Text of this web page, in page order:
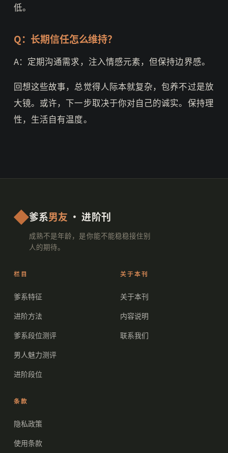
低。
Q：长期信任怎么维持？
A：定期沟通需求，注入情感元素，但保持边界感。
回想这些故事，总觉得人际本就复杂，包养不过是放
大镜。或许，下一步取决于你对自己的诚实。保持理
性，生活自有温度。
爹系男友 · 进阶刊
成熟不是年龄，是你能不能稳稳接住别
人的期待。
栏目
爹系特征
进阶方法
爹系段位测评
男人魅力测评
进阶段位
关于本刊
关于本刊
内容说明
联系我们
条款
隐私政策
使用条款